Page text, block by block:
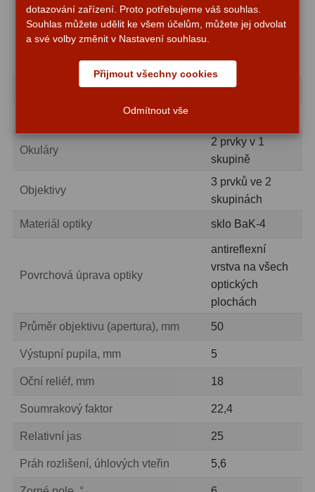
Amici hranoly 45°11
Amici hranoly 90°7
Pozorovací dalekohledy56
Turistické24
Pro pozorování přírody a
Binokulární dalekohledy279
Divadelní2
Univerzální 41
Čistící utěrka
Návod k použití a záruční list
10
Okuláry
2 prvky v 1
skupině
Objektivy
3 prvků ve 2
skupinách
Materiál optiky sklo BaK-4
Povrchová úprava optiky
antireflexní
vrstva na všech
optických
plochách
Průměr objektivu (apertura), mm 50
Výstupní pupila, mm 5
Oční reliéf, mm 18
Soumrakový faktor 22,4
Relativní jas 25
Práh rozlišení, úhlových vteřin 5,6
dotazování zařízení. Proto potřebujeme váš souhlas.
Souhlas můžete udělit ke všem účelům, můžete jej odvolat
a své volby změnit v Nastavení souhlasu.
Přijmout všechny cookies
Odmítnout vše